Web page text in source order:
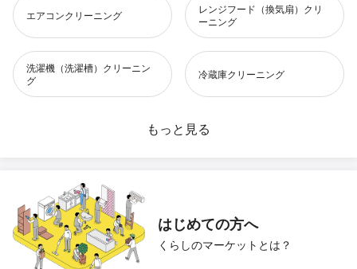
エアコンクリーニング
レンジフード（換気扇）クリ
ーニング
洗濯機（洗濯槽）クリーニン
グ
冷蔵庫クリーニング
お風呂（浴室）クリーニング
トイレクリーニング キッチンクリーニング
もっと見る
はじめての方へ
くらしのマーケットとは？